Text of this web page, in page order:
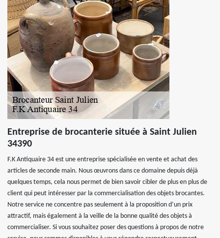
Entreprise de brocanterie située à Saint Julien
34390
F.K Antiquaire 34 est une entreprise spécialisée en vente et achat des
articles de seconde main. Nous œuvrons dans ce domaine depuis déjà
quelques temps, cela nous permet de bien savoir cibler de plus en plus de
client qui peut intéresser par la commercialisation des objets brocantes.
Notre service ne concentre pas seulement à la proposition d’un prix
attractif, mais également à la veille de la bonne qualité des objets à
commercialiser. Si vous souhaitez poser des questions à propos de notre